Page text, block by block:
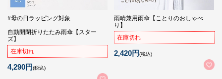
#母の日ラッピング対象
自動開閉折りたたみ雨傘【スター
ズ】
在庫切れ
4,290円(税込)
雨晴兼用雨傘【ことりのおしゃべ
り】
在庫切れ
2,420円(税込)